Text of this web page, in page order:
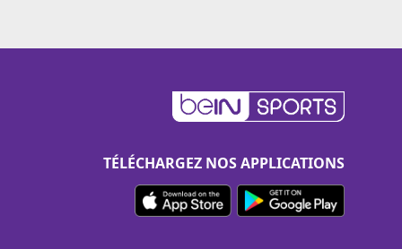
TÉLÉCHARGEZ NOS APPLICATIONS